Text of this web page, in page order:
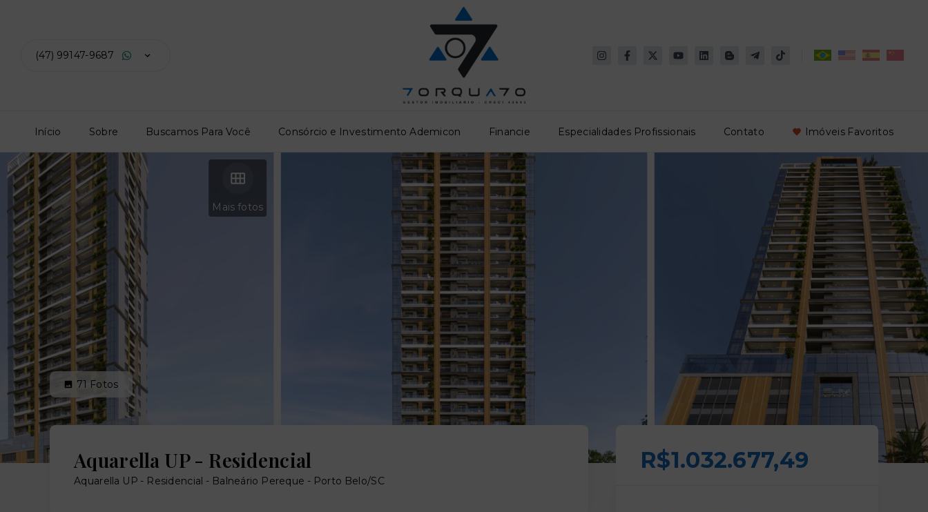
(47) 99147-9687
Início Sobre Buscamos Para Você Consórcio e Investimento Ademicon Financie Especialidades Profissionais Contato Imóveis Favoritos
Mais fotos
71 Fotos
Aquarella UP - Residencial
Aquarella UP - Residencial - Balneário Pereque - Porto Belo/SC
R$1.032.677,49